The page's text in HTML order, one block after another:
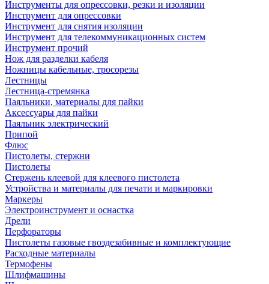
Инструменты для опрессовки, резки и изоляции
Инструмент для опрессовки
Инструмент для снятия изоляции
Инструмент для телекоммуникационных систем
Инструмент прочий
Нож для разделки кабеля
Ножницы кабельные, тросорезы
Лестницы
Лестница-стремянка
Паяльники, материалы для пайки
Аксессуары для пайки
Паяльник электрический
Припой
Флюс
Пистолеты, стержни
Пистолеты
Стержень клеевой для клеевого пистолета
Устройства и материалы для печати и маркировки
Маркеры
Электроинструмент и оснастка
Дрели
Перфораторы
Пистолеты газовые гвоздезабивные и комплектующие
Расходные материалы
Термофены
Шлифмашины